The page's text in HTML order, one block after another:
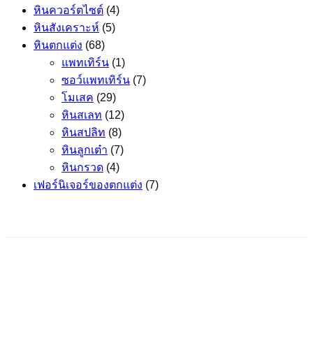
หินควอร์ตไซต์ (4)
หินสังเคราะห์ (5)
หินตกแต่ง (68)
แพทเทิร์น (1)
ซอว์แพทเทิร์น (7)
โมเสค (29)
หินสเลท (12)
หินสปลิท (8)
หินลูกเต๋า (7)
หินกรวด (4)
เฟอร์นิเจอร์ของตกแต่ง (7)